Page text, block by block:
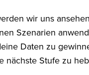
wir uns
Szenarien
Daten zu
nächste Stufe zu